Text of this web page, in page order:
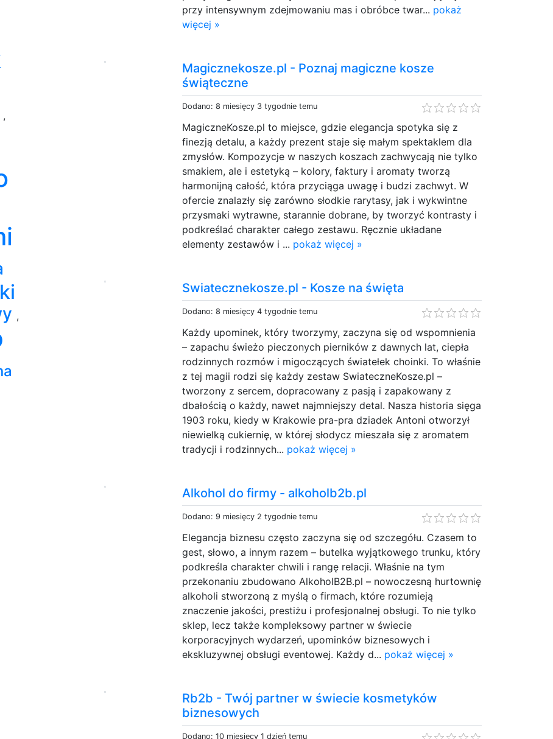
przy intensywnym zdejmowaniu mas i obróbce twar... pokaż
więcej »
Magicznekosze.pl - Poznaj magiczne kosze
świąteczne
Dodano: 8 miesięcy 3 tygodnie temu
MagiczneKosze.pl to miejsce, gdzie elegancja spotyka się z
finezją detalu, a każdy prezent staje się małym spektaklem dla
zmysłów. Kompozycje w naszych koszach zachwycają nie tylko
smakiem, ale i estetyką – kolory, faktury i aromaty tworzą
harmonijną całość, która przyciąga uwagę i budzi zachwyt. W
ofercie znalazły się zarówno słodkie rarytasy, jak i wykwintne
przysmaki wytrawne, starannie dobrane, by tworzyć kontrasty i
podkreślać charakter całego zestawu. Ręcznie układane
elementy zestawów i ... pokaż więcej »
Swiatecznekosze.pl - Kosze na święta
Dodano: 8 miesięcy 4 tygodnie temu
Każdy upominek, który tworzymy, zaczyna się od wspomnienia
– zapachu świeżo pieczonych pierników z dawnych lat, ciepła
rodzinnych rozmów i migoczących światełek choinki. To właśnie
z tej magii rodzi się każdy zestaw SwiateczneKosze.pl –
tworzony z sercem, dopracowany z pasją i zapakowany z
dbałością o każdy, nawet najmniejszy detal. Nasza historia sięga
1903 roku, kiedy w Krakowie pra-pra dziadek Antoni otworzył
niewielką cukiernię, w której słodycz mieszała się z aromatem
tradycji i rodzinnych... pokaż więcej »
Alkohol do firmy - alkoholb2b.pl
Dodano: 9 miesięcy 2 tygodnie temu
Elegancja biznesu często zaczyna się od szczegółu. Czasem to
gest, słowo, a innym razem – butelka wyjątkowego trunku, który
podkreśla charakter chwili i rangę relacji. Właśnie na tym
przekonaniu zbudowano AlkoholB2B.pl – nowoczesną hurtownię
alkoholi stworzoną z myślą o firmach, które rozumieją
znaczenie jakości, prestiżu i profesjonalnej obsługi. To nie tylko
sklep, lecz także kompleksowy partner w świecie
korporacyjnych wydarzeń, upominków biznesowych i
ekskluzywnej obsługi eventowej. Każdy d... pokaż więcej »
Rb2b - Twój partner w świecie kosmetyków
biznesowych
Dodano: 10 miesięcy 1 dzień temu
,
,